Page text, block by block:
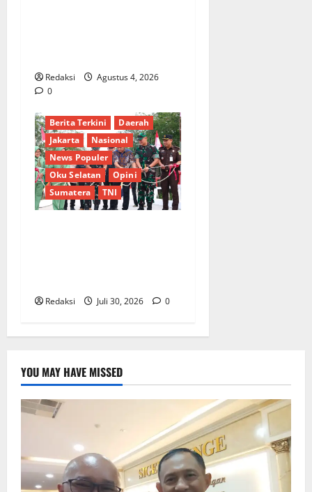
Redaksi
Agustus 4, 2026
0
Berita Terkini
Daerah
Jakarta
Nasional
News Populer
Oku Selatan
Opini
Sumatera
TNI
Redaksi Juli 30, 2026 0
YOU MAY HAVE MISSED